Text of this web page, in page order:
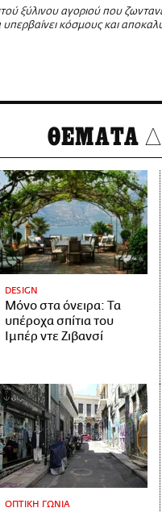
ξύλινου αγοριού που
υπερβαίνει κόσμους και
ΘΕΜΑΤΑ
DESIGN
Μόνο στα όνειρα: Τα
υπέροχα σπίτια του
Ιμπέρ ντε Ζιβανσί
ΟΠΤΙΚΗ ΓΩΝΙΑ